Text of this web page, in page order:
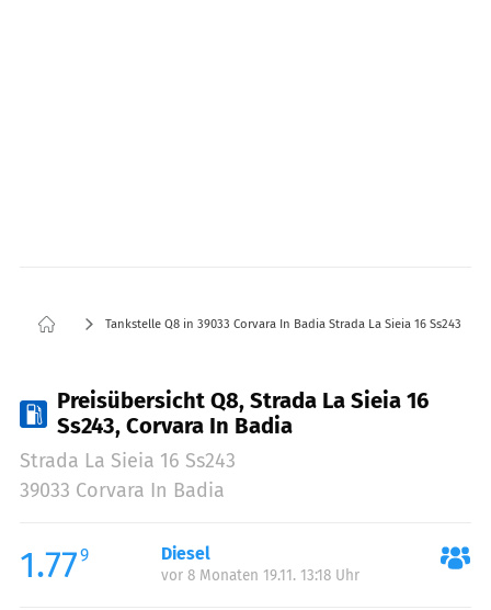
Tankstelle Q8 in 39033 Corvara In Badia Strada La Sieia 16 Ss243
Preisübersicht Q8, Strada La Sieia 16
Ss243, Corvara In Badia
Strada La Sieia 16 Ss243
39033 Corvara In Badia
1.779 Diesel
vor 8 Monaten 19.11. 13:18 Uhr